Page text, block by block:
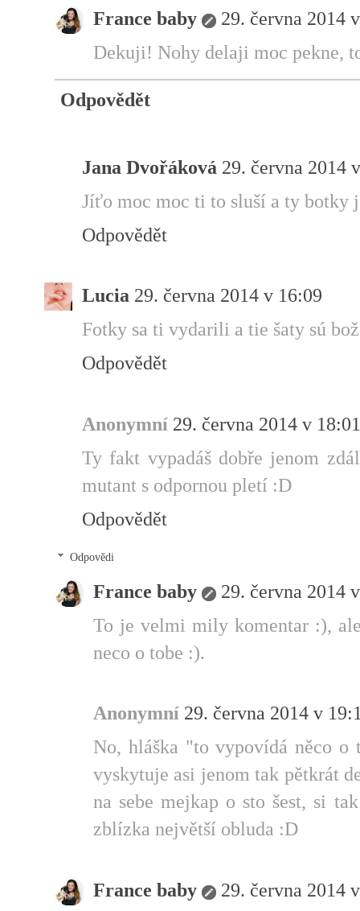
France baby
29. června 2014
Dekuji! Nohy delaji moc pekne,
Odpovědět
Jana Dvořáková 29. června 2014
Jíťo moc moc ti to sluší a ty botky
Odpovědět
Lucia 29. června 2014 v 16:09
Fotky sa ti vydarili a tie šaty sú
Odpovědět
Anonymní 29. června 2014 v 18:01
Ty fakt vypadáš dobře jenom
mutant s odpornou pletí :D
Odpovědět
Odpovědi
France baby
29. června 2014
To je velmi mily komentar :),
neco o tobe :).
Anonymní 29. června 2014 v
No, hláška "to vypovídá něco o
vyskytuje asi jenom tak pětkrát
na sebe mejkap o sto šest, si
zblízka největší obluda :D
France baby
29. června 2014